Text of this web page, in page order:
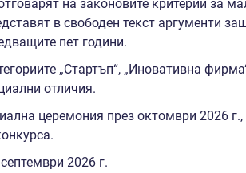
на законовите критерии за
в свободен текст аргументи
пет години.
„Стартъп“, „Иновативна
отличия.
церемония през октомври 2026
2026 г.